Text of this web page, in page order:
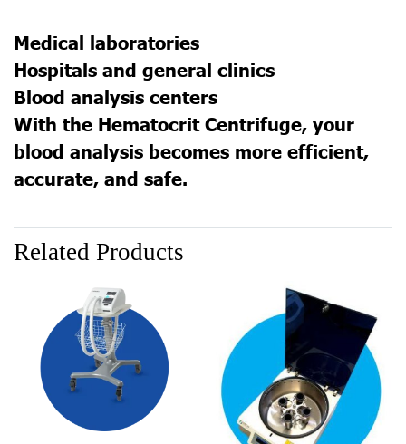
Medical laboratories
Hospitals and general clinics
Blood analysis centers
With the Hematocrit Centrifuge, your
blood analysis becomes more efficient,
accurate, and safe.
Related Products